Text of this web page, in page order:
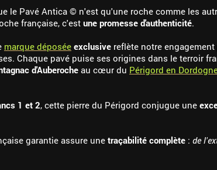
le Pavé Antica © n'est qu'une roche comme les
française, c'est une promesse d'authenticité.
marque déposée exclusive reflète notre
Chaque pavé puise ses origines dans le terroir
d'Auberocheau cœur du Périgord en
1 et 2, cette pierre du Périgord conjugue une
garantie assure unetraçabilité complète : de